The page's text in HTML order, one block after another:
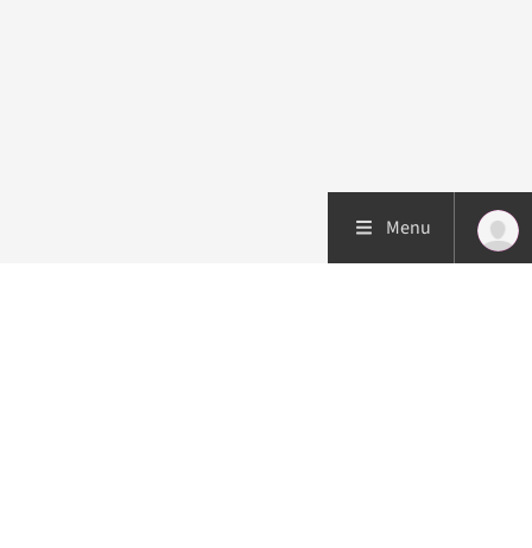
Menu